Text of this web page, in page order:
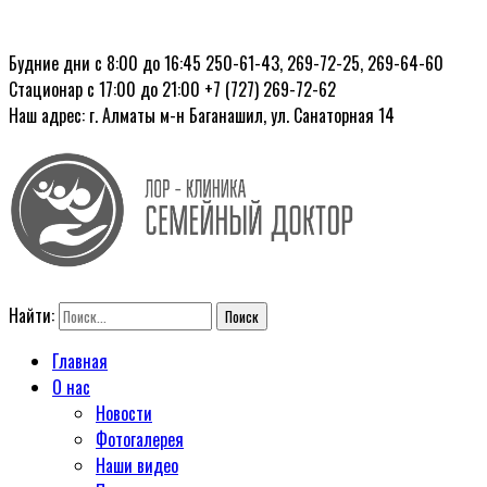
Будние дни с 8:00 до 16:45 250-61-43, 269-72-25, 269-64-60
Стационар с 17:00 до 21:00 +7 (727) 269-72-62
Наш адрес: г. Алматы м-н Баганашил, ул. Санаторная 14
Найти:
Главная
О нас
Новости
Фотогалерея
Наши видео